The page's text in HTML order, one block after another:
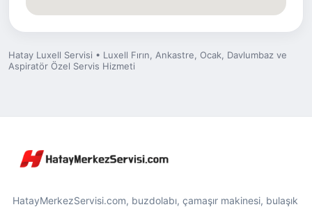
Hatay Luxell Servisi • Luxell Fırın, Ankastre, Ocak, Davlumbaz ve
Aspiratör Özel Servis Hizmeti
HatayMerkezServisi.com, buzdolabı, çamaşır makinesi, bulaşık